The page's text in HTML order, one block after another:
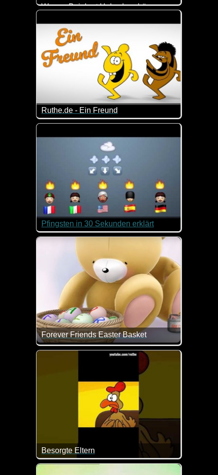
Werner Beinhart Hubschraubär
Ruthe.de - Ein Freund
Eine Hymne auf die Freundschaft, dargeboten
Pfingsten in 30 Sekunden erklärt
Was feiern wir Christen an Pfingsten? Dieses
Forever Friends Easter Basket
Einen schönen Ostermontag wünschen dir das
Besorgte Eltern
Man muss ja schon mal mit den Kindern drüber